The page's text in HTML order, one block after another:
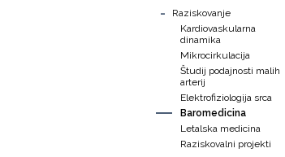
-
Raziskovanje
Kardiovaskularna
dinamika
Mikrocirkulacija
Študij podajnosti malih
arterij
Elektrofiziologija srca
Baromedicina
Letalska medicina
Raziskovalni projekti